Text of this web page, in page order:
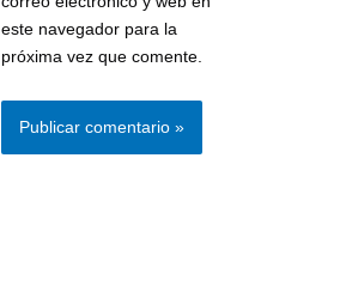
este navegador para la
próxima vez que comente.